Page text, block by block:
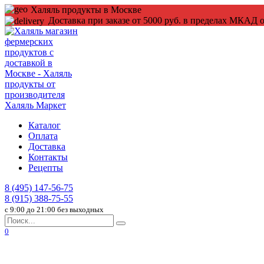
Перейти
к
содержанию
Халяль продукты в Москве
Доставка при заказе от 5000 руб. в пределах МКАД
Каталог
Оплата
Доставка
Контакты
Рецепты
8 (495) 147-56-75
8 (915) 388-75-55
c 9:00 до 21:00 без выходных
Search
for:
0